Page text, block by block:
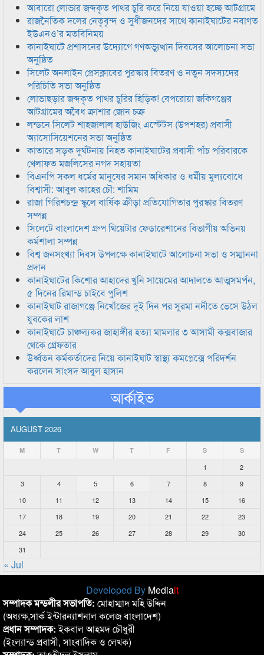
আবারো লোভার জব্দকৃত পাথর চুরি করে নিয়ে যাওয়া হচ্ছে আটগ্রামে
রাজনৈতিক দলের নেতৃবৃন্দ ও সুধীজনদের সাথে কানাইঘাটের নবাগত
ইউএনও’র মতবিনিময়
কানাইঘাটে প্রশাসনের উদ্যোগে গণঅভ্যুত্থান দিবসের আলোচনা সভা
অনুষ্ঠিত
সিলেট অনলাইন প্রেসক্লাবের পুরস্কার বিতরণ ও নতুন সদস্যদের
পরিচিতি সভা অনুষ্ঠিত
লোভাছড়ার জব্দকৃত পাথর চুরির হিড়িক! বেপরোয়া জকিগঞ্জের
আটগ্রামের অবৈধ ক্রাশার জোন চক্র
লন্ডনে সিলেট শাহজালাল হাউজিং এস্টেটস (উপশহর) প্রবাসী
অ্যাসোসিয়েশনের সভা অনুষ্ঠিত
কাতারে সড়ক দুর্ঘটনায় নিহত কানাইঘাটের প্রবাসী পাঁচ পরিবারকে
খেলাফত মজলিসের নগদ সহায়তা
বিএনপি সকল ধর্মের মানুষের সমান অধিকার ও ধর্মীয় মুল্যবোধে
বিশ্বাসী: আবুল কাহের চৌ: শামিম
রাজা গিরিশচন্দ্র স্কুলে বার্ষিক ক্রীড়া প্রতিযোগিতার পুরস্কার বিতরণ
সম্পন্ন
সিলেটে বাংলাদেশ গ্রুপ থিয়েটার ফেডারেশানের বিভাগীয় অভিনয়
কর্মশালা সম্পন্ন
বিশ্ব জনসংখ্যা দিবস উপলক্ষে কানাইঘাটে আলোচনা সভা ও সম্মাননা
প্রদান
কানাইঘাটের কিশোর আহাদের খুনি সায়েমের আদালতে আত্মসমর্পন,
৫ দিনের রিমান্ড চাইবে পুলিশ
কানাইঘাট রাজাগঞ্জে নিখোঁজের দুই দিন পর সুরমা নদীতে ভেসে উঠল
যুবকের লাশ
কানাইঘাটে চাঞ্চল্যকর জাহাঙ্গীর হত্যা মামলার ৩ আসামী কক্সবাজার
থেকে গ্রেফতার
উর্ধ্বতন কর্মকর্তাদের নিয়ে কানাইঘাট স্বাস্থ্য কমপ্লেক্সে পরিদর্শন
করলেন সাংসদ আবুল হাসান
আর্কাইভ
AUGUST 2026
M T W T F S S
1
2
3
4 5 6 7 8
9
10
11 12 13 14 15
16
17
18 19 20 21 22
23
24
25 26 27 28 29
30
31
« Jul
Developed By Mediait
সম্পাদক মন্ডলীর সভাপতি: মোহাম্মাদ মহি উদ্দিন
(অধ্যক্ষ,সার্ক ইন্টারন্যাশনাল কলেজ বাংলাদেশ)
প্রধান সম্পাদক:ইকবাল আহমদ চৌধুরী
(ইংল্যান্ড প্রবাসী, সাংবাদিক ও লেখক)